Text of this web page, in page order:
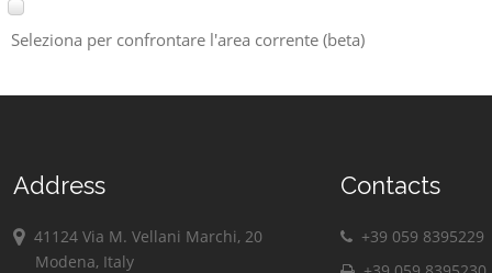
Seleziona per confrontare l'area corrente (beta)
Address
41124 Via M. Vellani Marchi, 20
Modena, Italy
Contacts
+39 059 8395229